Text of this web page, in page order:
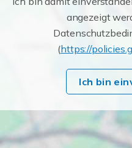
angezeigt
(https://
Ich bin